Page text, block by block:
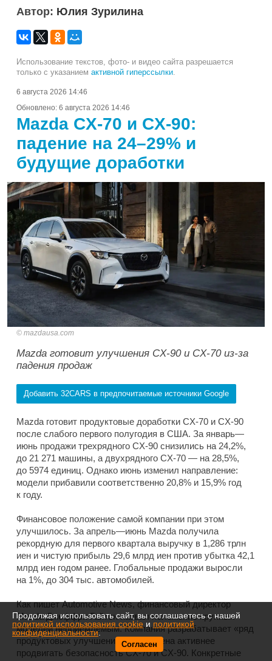
Автор: Юлия Зурилина
Использование текстов, фото- и видео сайта разрешается
только с указанием активной гиперссылки
6 августа 2026 14:46
Обновлено: 6 августа 2026 14:46
Mazda CX-70 и CX-90:
падение на 24–29% и
будущие доработки
mazdausa.com
Mazda готовит улучшения CX-90 и CX-70 из-за
падения продаж
Добавить 32CARS в предпочитаемые источники Google
Mazda готовит продуктовые доработки CX-70 и CX-90
после слабого первого полугодия в США. За январь—
июнь продажи трехрядного CX-90 снизились на 24,2%,
до 21 271 машины, а двухрядного CX-70 — на 28,5%,
до 5974 единиц. Однако июнь изменил направление:
модели прибавили соответственно 20,8% и 15,9% год
к году.
Финансовое положение самой компании при этом
улучшилось. За апрель—июнь Mazda получила
рекордную для первого квартала выручку в 1,286 трлн
иен и чистую прибыль 29,6 млрд иен против убытка 42,1
млрд иен годом ранее. Глобальные продажи выросли
на 1%, до 304 тыс. автомобилей.
Как пишет Automotive News, финансовый директор
Mazda Джеффри Гайтон назвал положение крупных
моделей неприемлемым. Компания разрабатывает «ряд
продуктовых улучшений» и намерена активнее
продвигать безопасность CX-70 и CX-90. Конкретные
Продолжая использовать сайт, вы соглашаетесь с нашей
политикой использования cookie и политикой
конфиденциальности.
Согласен